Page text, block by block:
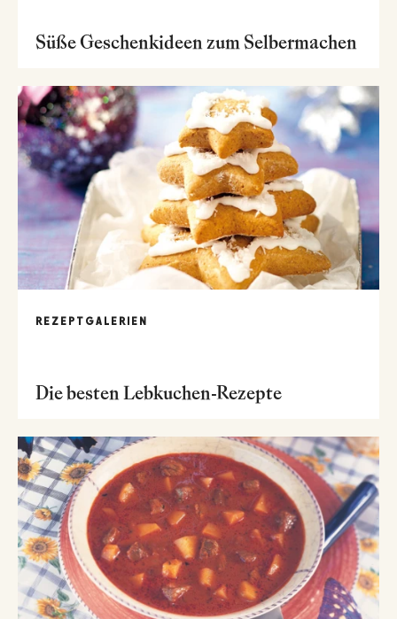
Süße Geschenkideen zum Selbermachen
REZEPTGALERIEN
Die besten Lebkuchen-Rezepte